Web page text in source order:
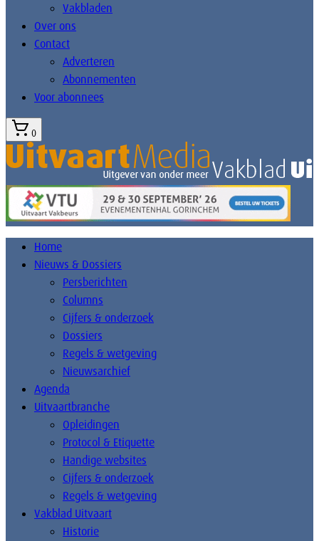
Vakbladen
Over ons
Contact
Adverteren
Abonnementen
Voor abonnees
0
Home
Nieuws & Dossiers
Persberichten
Columns
Cijfers & onderzoek
Dossiers
Regels & wetgeving
Nieuwsarchief
Agenda
Uitvaartbranche
Opleidingen
Protocol & Etiquette
Handige websites
Cijfers & onderzoek
Regels & wetgeving
Vakblad Uitvaart
Historie